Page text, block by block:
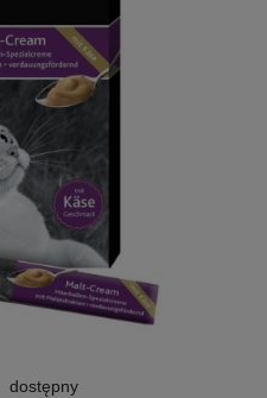
dostępny